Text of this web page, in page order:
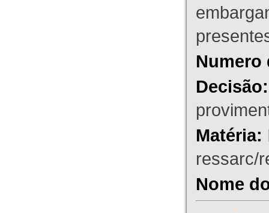
Numero
Decisão:
Matéria:
ressarc/
Nome